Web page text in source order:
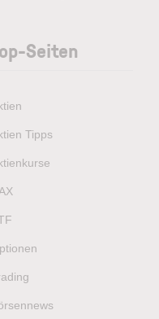
Seiten
Tipps